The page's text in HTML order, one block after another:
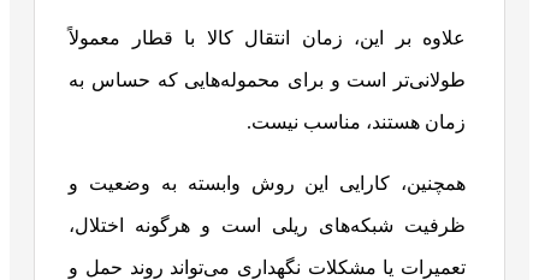
علاوه بر این، زمان انتقال کالا با قطار معمولاً
طولانی‌تر است و برای محموله‌هایی که حساس به
زمان هستند، مناسب نیست.
همچنین، کارایی این روش وابسته به وضعیت و
ظرفیت شبکه‌های ریلی است و هرگونه اختلال،
تعمیرات یا مشکلات نگهداری می‌تواند روند حمل و